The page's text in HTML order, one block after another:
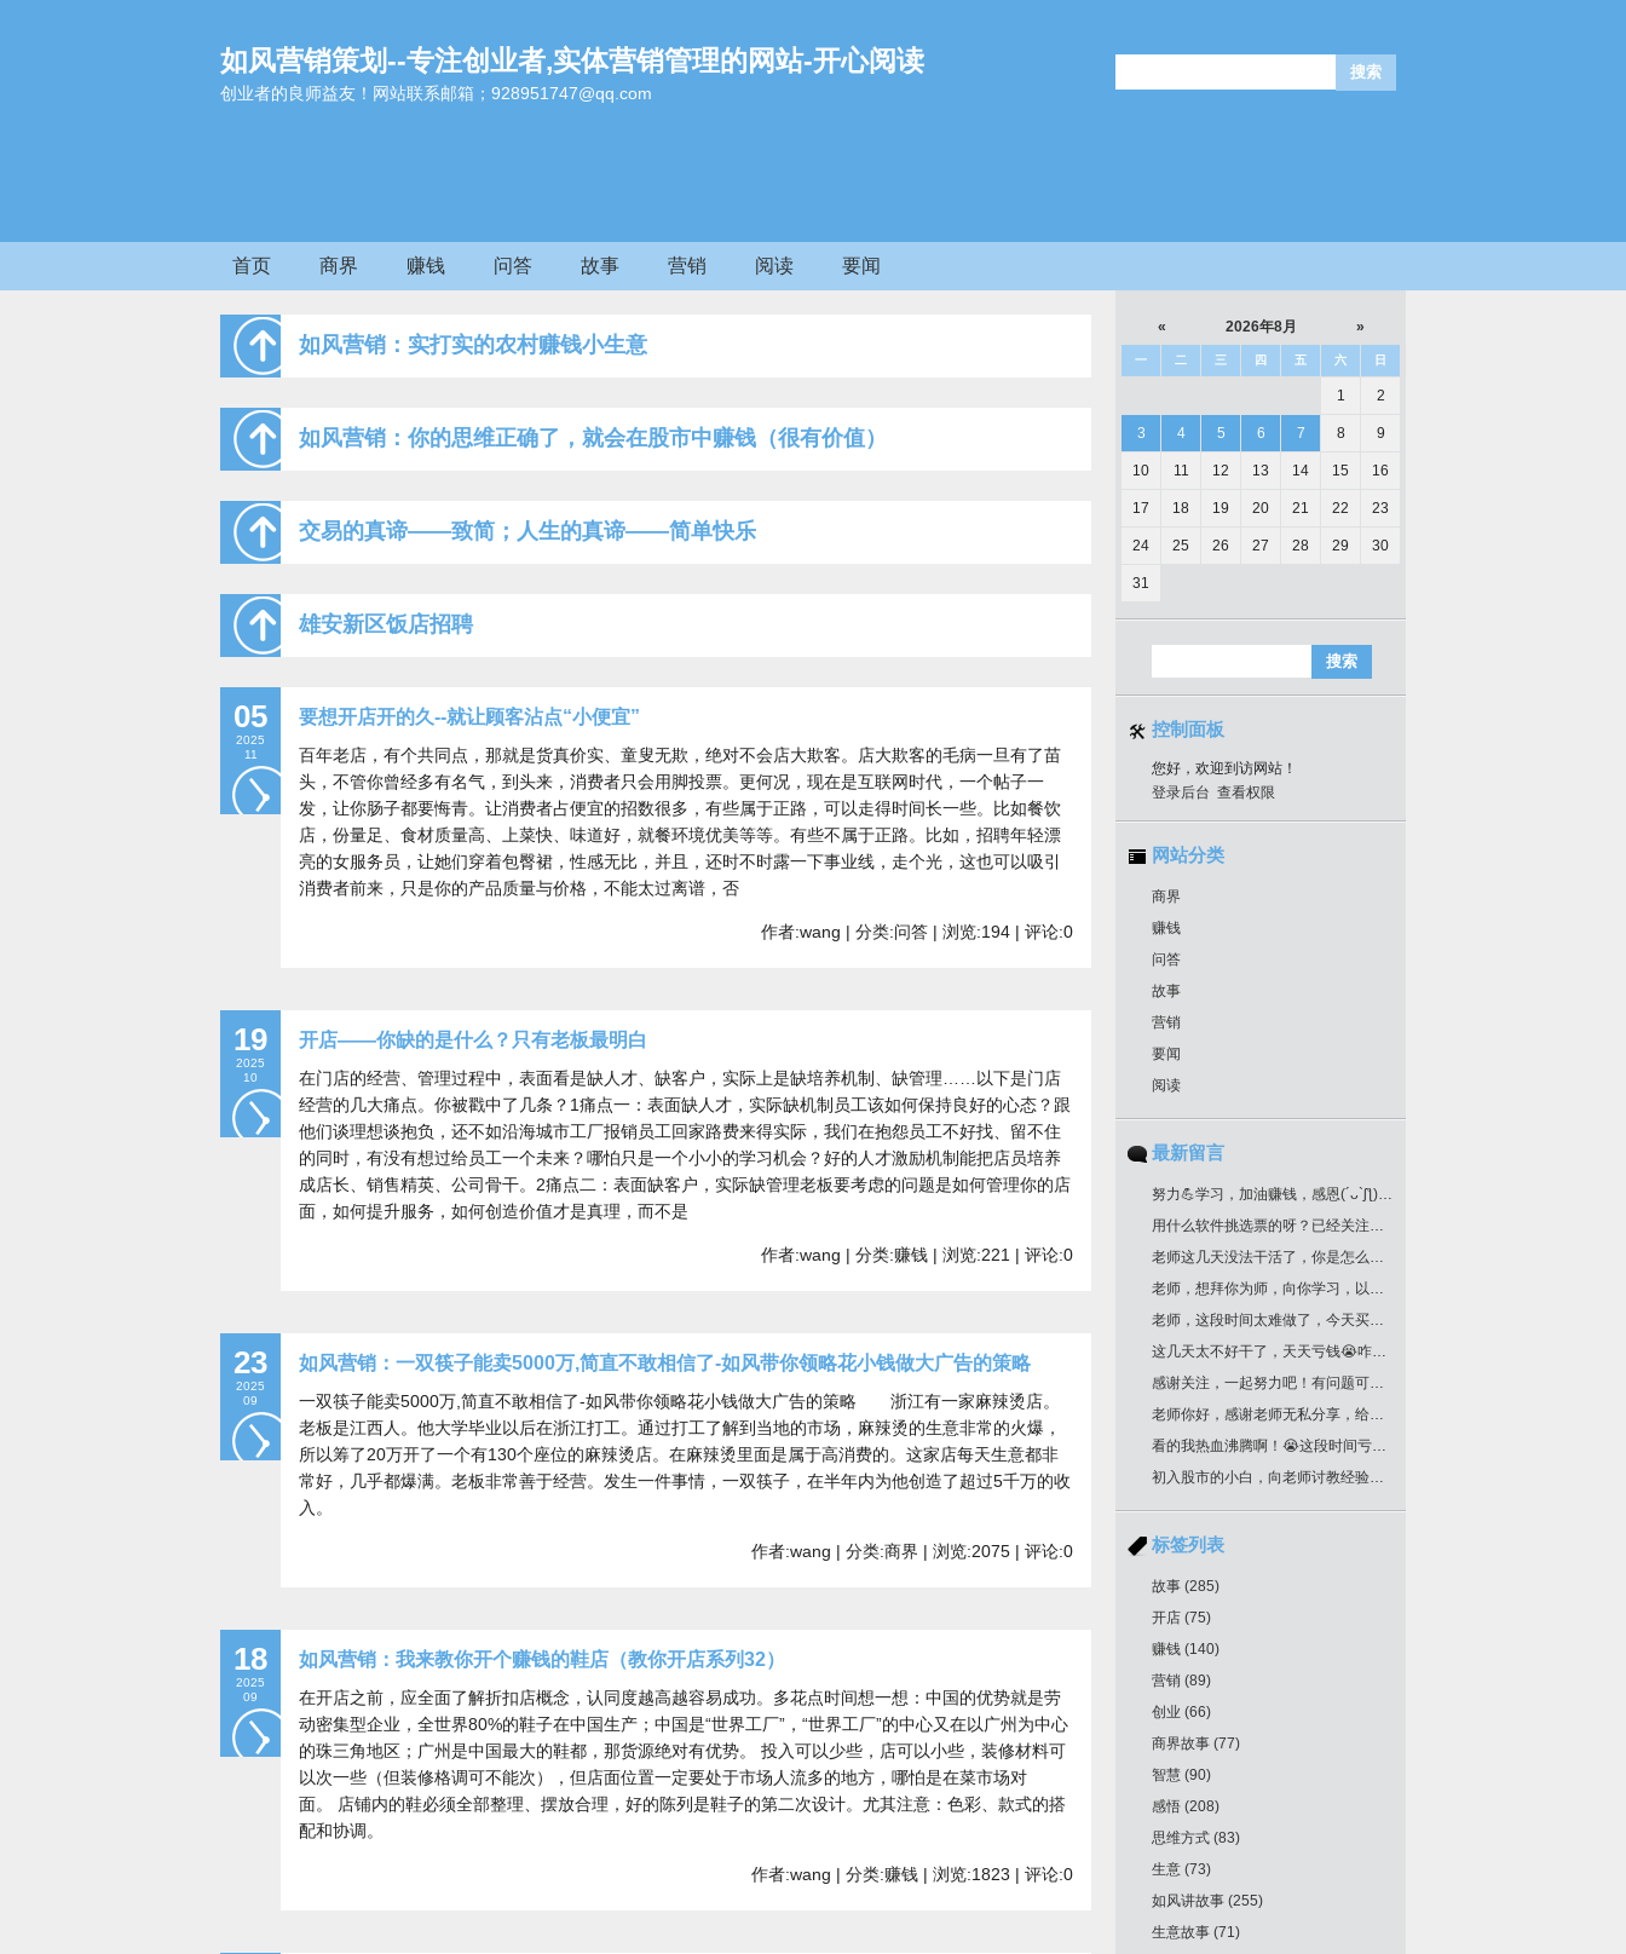
如风营销策划--专注创业者,实体营销管理的网站-开心阅读
创业者的良师益友！网站联系邮箱；928951747@qq.com
首页 商界 赚钱 问答 故事 营销 阅读 要闻
如风营销：实打实的农村赚钱小生意
如风营销：你的思维正确了，就会在股市中赚钱（很有价值）
交易的真谛——致简；人生的真谛——简单快乐
雄安新区饭店招聘
05
2025
11
要想开店开的久--就让顾客沾点“小便宜”
百年老店，有个共同点，那就是货真价实、童叟无欺，绝对不会店大欺客。店大欺客的毛病一旦有了苗
头，不管你曾经多有名气，到头来，消费者只会用脚投票。更何况，现在是互联网时代，一个帖子一
发，让你肠子都要悔青。让消费者占便宜的招数很多，有些属于正路，可以走得时间长一些。比如餐饮
店，份量足、食材质量高、上菜快、味道好，就餐环境优美等等。有些不属于正路。比如，招聘年轻漂
亮的女服务员，让她们穿着包臀裙，性感无比，并且，还时不时露一下事业线，走个光，这也可以吸引
消费者前来，只是你的产品质量与价格，不能太过离谱，否
作者:wang | 分类:问答 | 浏览:194 | 评论:0
19
2025
10
开店——你缺的是什么？只有老板最明白
在门店的经营、管理过程中，表面看是缺人才、缺客户，实际上是缺培养机制、缺管理……以下是门店
经营的几大痛点。你被戳中了几条？1痛点一：表面缺人才，实际缺机制员工该如何保持良好的心态？跟
他们谈理想谈抱负，还不如沿海城市工厂报销员工回家路费来得实际，我们在抱怨员工不好找、留不住
的同时，有没有想过给员工一个未来？哪怕只是一个小小的学习机会？好的人才激励机制能把店员培养
成店长、销售精英、公司骨干。2痛点二：表面缺客户，实际缺管理老板要考虑的问题是如何管理你的店
面，如何提升服务，如何创造价值才是真理，而不是
作者:wang | 分类:赚钱 | 浏览:221 | 评论:0
23
2025
09
如风营销：一双筷子能卖5000万,简直不敢相信了-如风带你领略花小钱做大广告的策略
一双筷子能卖5000万,简直不敢相信了-如风带你领略花小钱做大广告的策略 浙江有一家麻辣烫店。
老板是江西人。他大学毕业以后在浙江打工。通过打工了解到当地的市场，麻辣烫的生意非常的火爆，
所以筹了20万开了一个有130个座位的麻辣烫店。在麻辣烫里面是属于高消费的。这家店每天生意都非
常好，几乎都爆满。老板非常善于经营。发生一件事情，一双筷子，在半年内为他创造了超过5千万的收
入。
作者:wang | 分类:商界 | 浏览:2075 | 评论:0
18
2025
09
如风营销：我来教你开个赚钱的鞋店（教你开店系列32）
在开店之前，应全面了解折扣店概念，认同度越高越容易成功。多花点时间想一想：中国的优势就是劳
动密集型企业，全世界80%的鞋子在中国生产；中国是“世界工厂”，“世界工厂”的中心又在以广州为中心
的珠三角地区；广州是中国最大的鞋都，那货源绝对有优势。 投入可以少些，店可以小些，装修材料可
以次一些（但装修格调可不能次），但店面位置一定要处于市场人流多的地方，哪怕是在菜市场对
面。 店铺内的鞋必须全部整理、摆放合理，好的陈列是鞋子的第二次设计。尤其注意：色彩、款式的搭
配和协调。
作者:wang | 分类:赚钱 | 浏览:1823 | 评论:0
« 2026年8月 »
一 二 三 四 五 六 日
1 2
3 4 5 6 7 8 9
10 11 12 13 14 15 16
17 18 19 20 21 22 23
24 25 26 27 28 29 30
31
控制面板
您好，欢迎到访网站！
登录后台 查看权限
网站分类
商界
赚钱
问答
故事
营销
要闻
阅读
最新留言
努力💪学习，加油赚钱，感恩(´ᴗ`ʃƪ)老师分享干货
用什么软件挑选票的呀？已经关注您很久了！
老师这几天没法干活了，你是怎么挑选票票的？
老师，想拜你为师，向你学习，以邮箱联系你了，请回复为盼。
老师，这段时间太难做了，今天买明天跌，老师文中作业，是不是最后一根k线是卖点，前一根k线是买点？不知道对不对？请多多指教！
这几天太不好干了，天天亏钱😭咋办老师
感谢关注，一起努力吧！有问题可以留言
老师你好，感谢老师无私分享，给你邮箱留言了哈，我要学习交易技术课程！一定给我回复哈
看的我热血沸腾啊！😭这段时间亏惨了
初入股市的小白，向老师讨教经验！收藏了
标签列表
故事 (285)
开店 (75)
赚钱 (140)
营销 (89)
创业 (66)
商界故事 (77)
智慧 (90)
感悟 (208)
思维方式 (83)
生意 (73)
如风讲故事 (255)
生意故事 (71)